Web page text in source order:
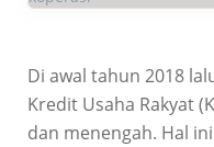
Di awal tahun 2018
Kredit Usaha Rakyat
dan menengah. Hal